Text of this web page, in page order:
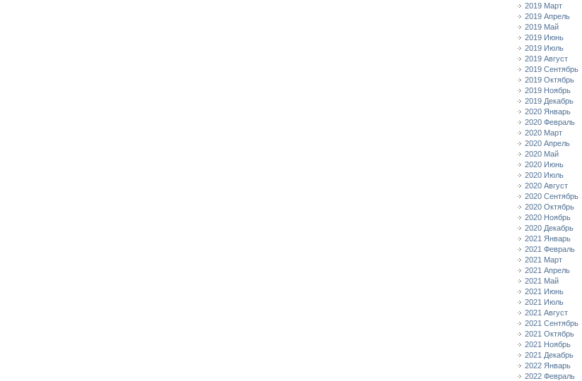
2019 Март
2019 Апрель
2019 Май
2019 Июнь
2019 Июль
2019 Август
2019 Сентябрь
2019 Октябрь
2019 Ноябрь
2019 Декабрь
2020 Январь
2020 Февраль
2020 Март
2020 Апрель
2020 Май
2020 Июнь
2020 Июль
2020 Август
2020 Сентябрь
2020 Октябрь
2020 Ноябрь
2020 Декабрь
2021 Январь
2021 Февраль
2021 Март
2021 Апрель
2021 Май
2021 Июнь
2021 Июль
2021 Август
2021 Сентябрь
2021 Октябрь
2021 Ноябрь
2021 Декабрь
2022 Январь
2022 Февраль